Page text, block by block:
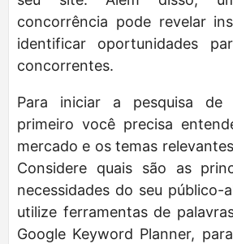
concorrência pode revelar
identificar oportunidades
concorrentes.
Para iniciar a pesquisa de
primeiro você precisa
mercado e os temas
Considere quais são as
necessidades do seu público-
utilize ferramentas de
Google Keyword Planner,